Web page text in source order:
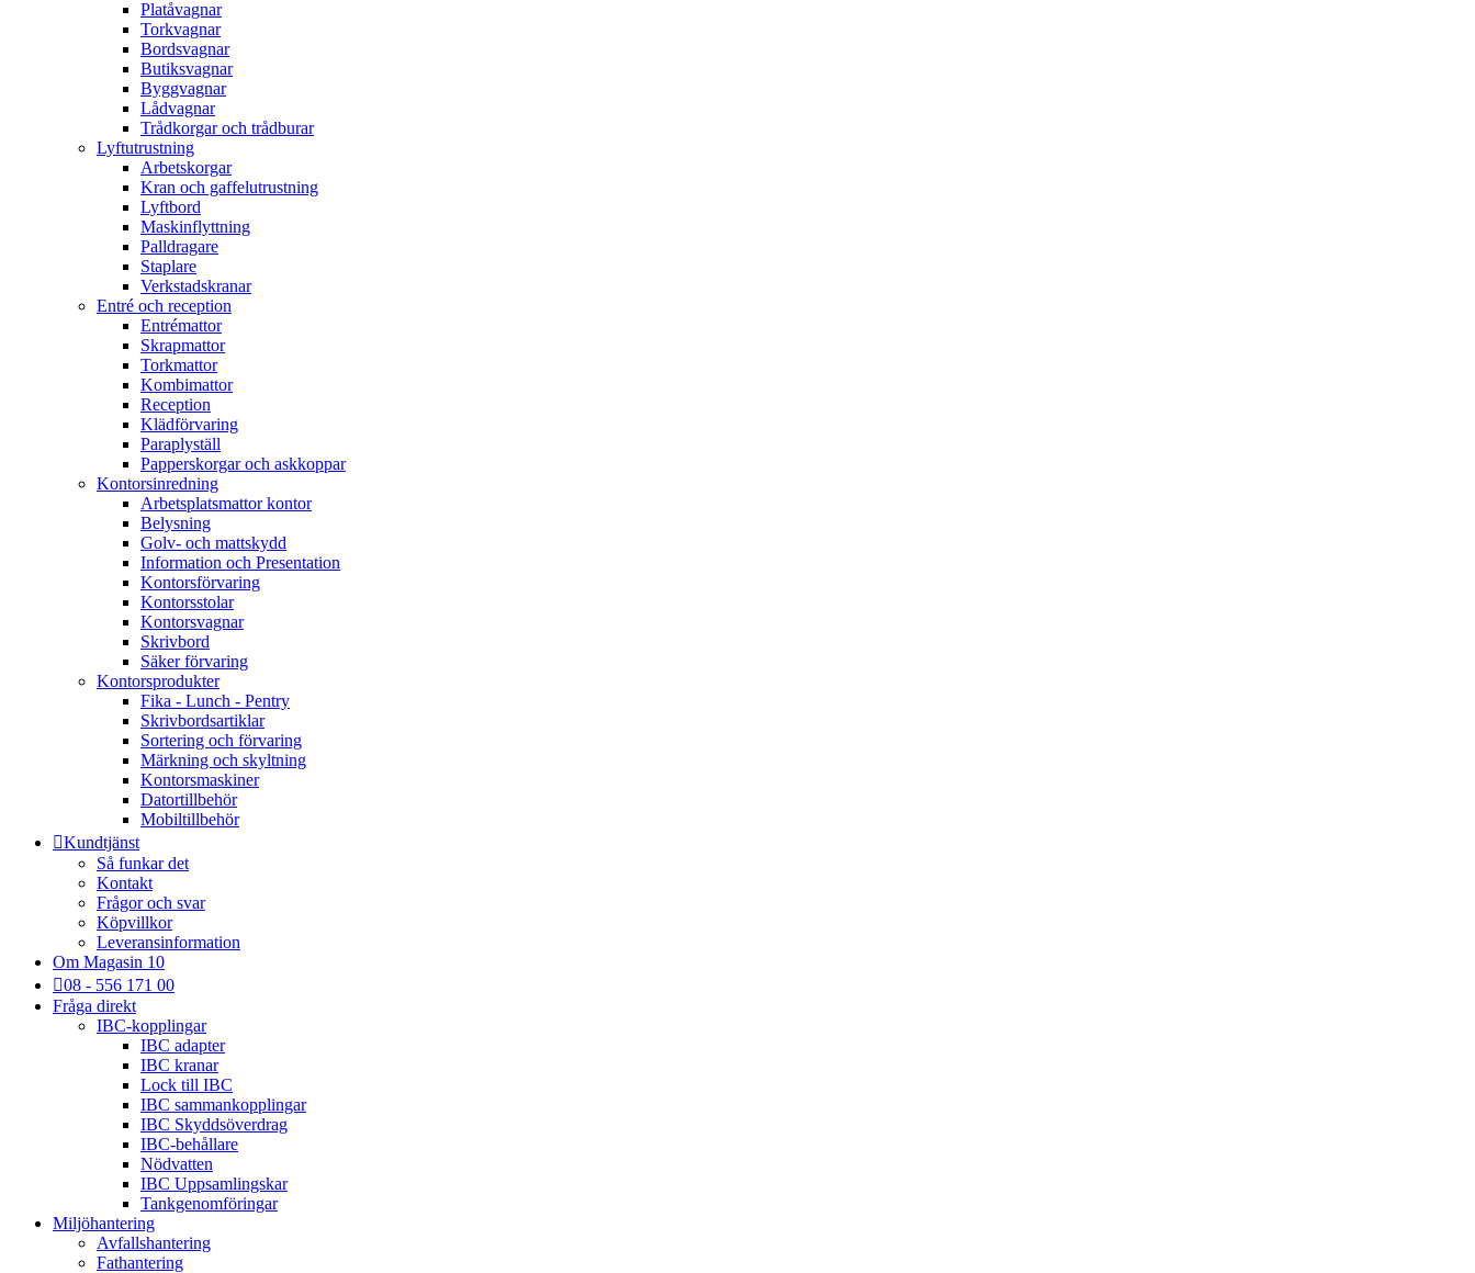
Platåvagnar
Torkvagnar
Bordsvagnar
Butiksvagnar
Byggvagnar
Lådvagnar
Trådkorgar och trådburar
Lyftutrustning
Arbetskorgar
Kran och gaffelutrustning
Lyftbord
Maskinflyttning
Palldragare
Staplare
Verkstadskranar
Entré och reception
Entrémattor
Skrapmattor
Torkmattor
Kombimattor
Reception
Klädförvaring
Paraplyställ
Papperskorgar och askkoppar
Kontorsinredning
Arbetsplatsmattor kontor
Belysning
Golv- och mattskydd
Information och Presentation
Kontorsförvaring
Kontorsstolar
Kontorsvagnar
Skrivbord
Säker förvaring
Kontorsprodukter
Fika - Lunch - Pentry
Skrivbordsartiklar
Sortering och förvaring
Märkning och skyltning
Kontorsmaskiner
Datortillbehör
Mobiltillbehör
Kundtjänst
Så funkar det
Kontakt
Frågor och svar
Köpvillkor
Leveransinformation
Om Magasin 10
08 - 556 171 00
Fråga direkt
IBC-kopplingar
IBC adapter
IBC kranar
Lock till IBC
IBC sammankopplingar
IBC Skyddsöverdrag
IBC-behållare
Nödvatten
IBC Uppsamlingskar
Tankgenomföringar
Miljöhantering
Avfallshantering
Fathantering